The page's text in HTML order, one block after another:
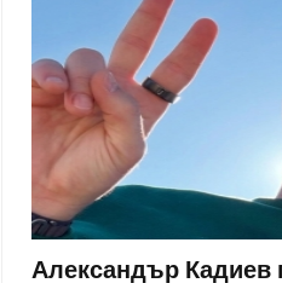
Александър Кадиев